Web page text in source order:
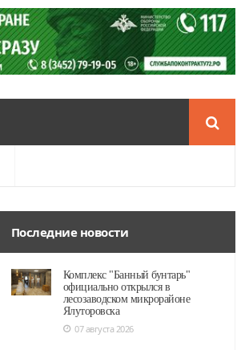
Последние новости
Комплекс "Банный бунтарь"
официально открылся в
лесозаводском микрорайоне
Ялуторовска
07 августа 2026